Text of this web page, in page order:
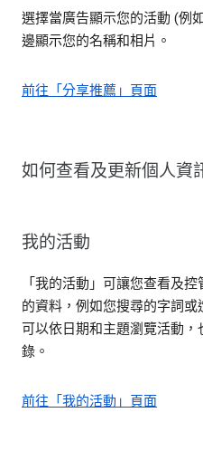
選擇當廣告顯示您的活動 (例
邊顯示您的名稱和相片。
前往「分享推薦」頁面
如何查看及更新個人資
我的活動
「我的活動」可讓您查看及
的資料，例如您搜尋的字詞或
可以依日期和主題瀏覽活動
錄。
前往「我的活動」頁面